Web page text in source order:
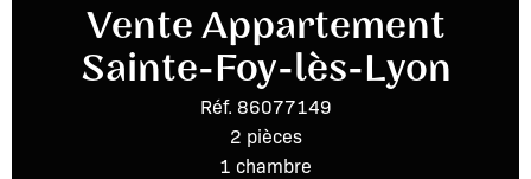
Vente Appartement
Sainte-Foy-lès-Lyon
Réf. 86077149
2 pièces
1 chambre